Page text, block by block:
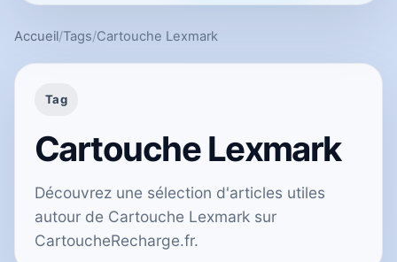
Accueil/Tags/Cartouche Lexmark
Tag
Cartouche Lexmark
Découvrez une sélection d'articles utiles
autour de Cartouche Lexmark sur
CartoucheRecharge.fr.